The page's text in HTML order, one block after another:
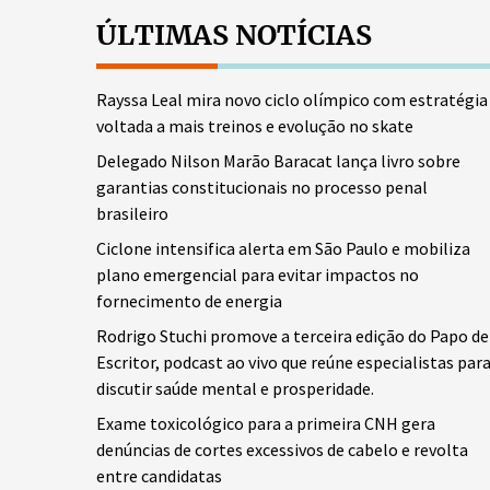
ÚLTIMAS NOTÍCIAS
Rayssa Leal mira novo ciclo olímpico com estratégia
voltada a mais treinos e evolução no skate
Delegado Nilson Marão Baracat lança livro sobre
garantias constitucionais no processo penal
brasileiro
Ciclone intensifica alerta em São Paulo e mobiliza
plano emergencial para evitar impactos no
fornecimento de energia
Rodrigo Stuchi promove a terceira edição do Papo de
Escritor, podcast ao vivo que reúne especialistas para
discutir saúde mental e prosperidade.
Exame toxicológico para a primeira CNH gera
denúncias de cortes excessivos de cabelo e revolta
entre candidatas